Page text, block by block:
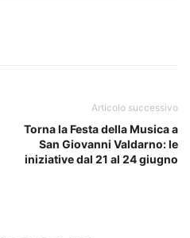
Articolo successivo
Torna la Festa della Musica a
San Giovanni Valdarno: le
iniziative dal 21 al 24 giugno